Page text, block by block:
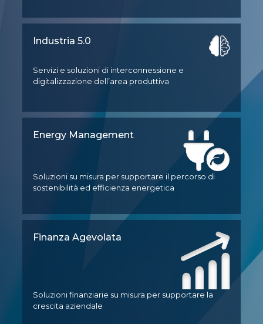
Industria 5.0
Servizi e soluzioni di interconnessione e
digitalizzazione dell’area produttiva
Energy Management
Soluzioni su misura per supportare il percorso di
sostenibilità ed efficienza energetica
Finanza Agevolata
Soluzioni finanziarie su misura per supportare la
crescita aziendale